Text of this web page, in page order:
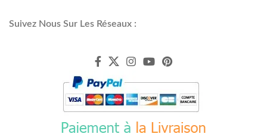
Suivez Nous Sur Les Réseaux :